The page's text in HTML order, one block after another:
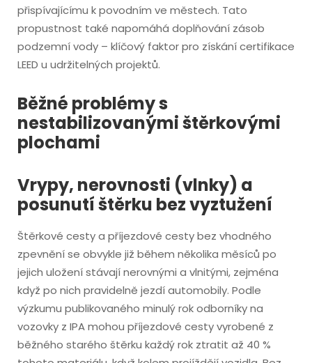
přispívajícímu k povodním ve městech. Tato
propustnost také napomáhá doplňování zásob
podzemní vody – klíčový faktor pro získání certifikace
LEED u udržitelných projektů.
Běžné problémy s
nestabilizovanými štěrkovými
plochami
Vrypy, nerovnosti (vlnky) a
posunutí štěrku bez vyztužení
Štěrkové cesty a příjezdové cesty bez vhodného
zpevnění se obvykle již během několika měsíců po
jejich uložení stávají nerovnými a vlnitými, zejména
když po nich pravidelně jezdí automobily. Podle
výzkumu publikovaného minulý rok odborníky na
vozovky z IPA mohou příjezdové cesty vyrobené z
běžného starého štěrku každý rok ztratit až 40 %